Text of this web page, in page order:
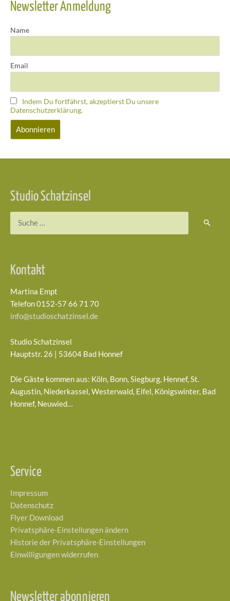
Newsletter Anmeldung
Name
Email
Indem Du fortfährst, akzeptierst Du unsere
Datenschutzerklärung.
Studio Schatzinsel
Kontakt
Martina Empt
Telefon 0152-57 66 71 70
info@studioschatzinsel.de
Studio Schatzinsel
Hauptstr. 26 | 53604 Bad Honnef
Die Gäste kommen aus: Köln, Bonn, Siegburg, Hennef, St.
Augustin, Niederkassel, Westerwald, Eifel, Königswinter, Bad
Honnef, Neuwied…
Service
Impressum
Datenschutz
Flyer Download
Privatsphäre-Einstellungen ändern
Historie der Privatsphäre-Einstellungen
Einwilligungen widerrufen
Newsletter abonnieren